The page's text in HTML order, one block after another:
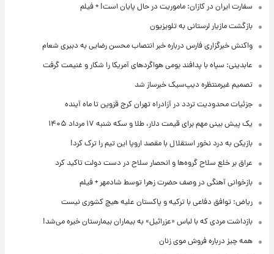
سفارت ایران در کازان: ماموریت در حال پایان است! + فیلم
بازگشت مازیار لرستانی به تلویزیون
واکنش خبرگزاری فارس درباره خبر انتصاب محسن رضایی به دبیری شعام
عابدینی: سپاه با پدافند بومی هواگردهای آمریکا را شکار و غنیمت گرفت
تصمیم غیرمنتظره دیپ‌سیک خبرساز شد
جزئیات محدودیت تردد در آزادراه تهران کرج قزوین تا ماه آینده
یک پیش ‌بینی مهم برای قیمت دلار، طلا و سکه شنبه ۱۷ مرداد ۱۴۰۵
بازیکن به درد نخور استقلال با مقصد اروپا این تیم را ترک کرد!
عراق بر خلع سلاح گروه‌ها و انحصار سلاح در دست دولت تاکید کرد
بازخوانی آهنگی در وصف حضرت زهرا توسط شادمهر + فیلم
ریاض: توافق دفاعی با ترکیه و پاکستان علیه هیچ کشوری نیست
بازداشت مردی که با لباس «عزرائیل» به بیماران بیمارستان خیره می‌شد!
همه چیز درباره فروش موی زنان